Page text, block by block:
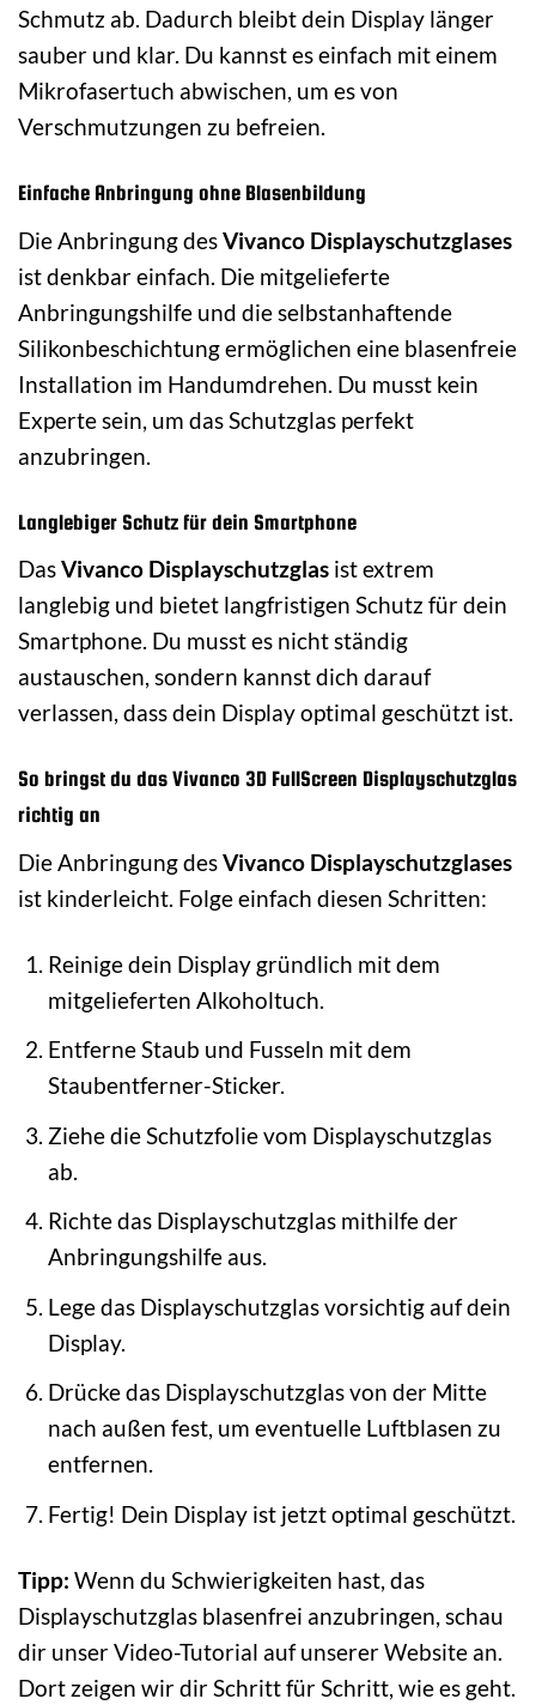
Schmutz ab. Dadurch bleibt dein Display länger
sauber und klar. Du kannst es einfach mit einem
Mikrofasertuch abwischen, um es von
Verschmutzungen zu befreien.
Einfache Anbringung ohne Blasenbildung
Die Anbringung desVivanco Displayschutzglases
ist denkbar einfach. Die mitgelieferte
Anbringungshilfe und die selbstanhaftende
Silikonbeschichtung ermöglichen eine blasenfreie
Installation im Handumdrehen. Du musst kein
Experte sein, um das Schutzglas perfekt
anzubringen.
Langlebiger Schutz für dein Smartphone
DasVivanco Displayschutzglas ist extrem
langlebig und bietet langfristigen Schutz für dein
Smartphone. Du musst es nicht ständig
austauschen, sondern kannst dich darauf
verlassen, dass dein Display optimal geschützt ist.
So bringst du das Vivanco 3D FullScreen Displayschutzglas
richtig an
Die Anbringung desVivanco Displayschutzglases
ist kinderleicht. Folge einfach diesen Schritten:
Reinige dein Display gründlich mit dem
mitgelieferten Alkoholtuch.
Entferne Staub und Fusseln mit dem
Staubentferner-Sticker.
Ziehe die Schutzfolie vom Displayschutzglas
ab.
Richte das Displayschutzglas mithilfe der
Anbringungshilfe aus.
Lege das Displayschutzglas vorsichtig auf dein
Display.
Drücke das Displayschutzglas von der Mitte
nach außen fest, um eventuelle Luftblasen zu
entfernen.
Fertig! Dein Display ist jetzt optimal geschützt.
Tipp: Wenn du Schwierigkeiten hast, das
Displayschutzglas blasenfrei anzubringen, schau
dir unser Video-Tutorial auf unserer Website an.
Dort zeigen wir dir Schritt für Schritt, wie es geht.